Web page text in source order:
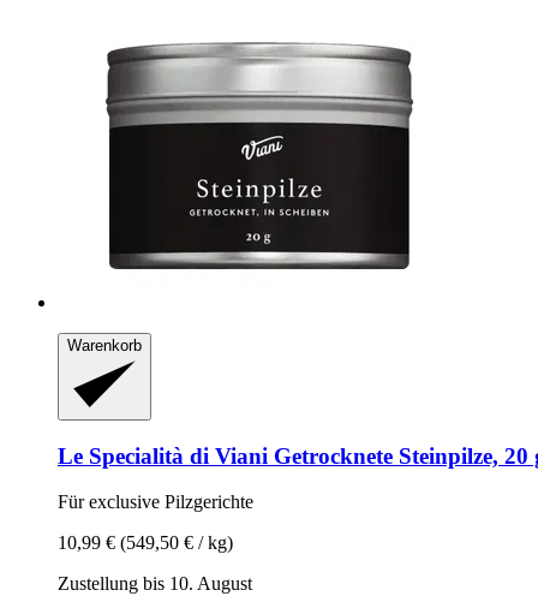
Warenkorb
Le Specialità di Viani Getrocknete Steinpilze, 20
Für exclusive Pilzgerichte
10,99 € (549,50 € / kg)
Zustellung bis 10. August